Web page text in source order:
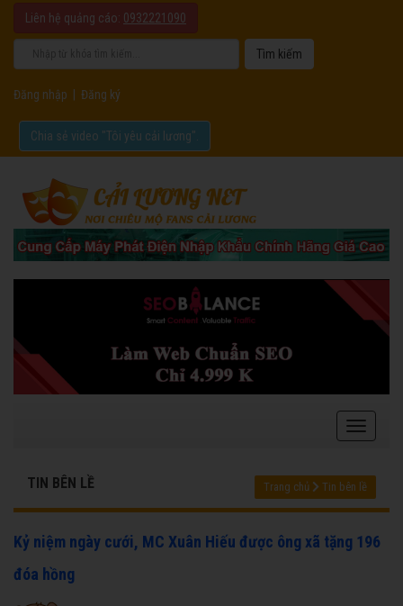
Liên hệ quảng cáo: 0932221090
Đăng nhập Đăng ký
Chia sẻ video "Tôi yêu cải lương".
TIN BÊN LỀ Trang chủ Tin bên lề
Kỷ niệm ngày cưới, MC Xuân Hiếu được ông xã tặng 196
đóa hồng